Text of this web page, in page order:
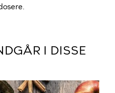
I DISSE